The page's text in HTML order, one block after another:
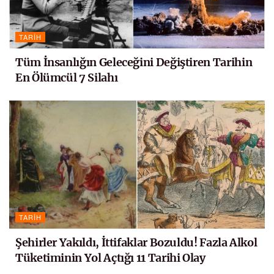
TARIH
Tüm İnsanlığın Geleceğini Değiştiren Tarihin
En Ölümcül 7 Silahı
TARIH
Şehirler Yakıldı, İttifaklar Bozuldu! Fazla Alkol
Tüketiminin Yol Açtığı 11 Tarihi Olay